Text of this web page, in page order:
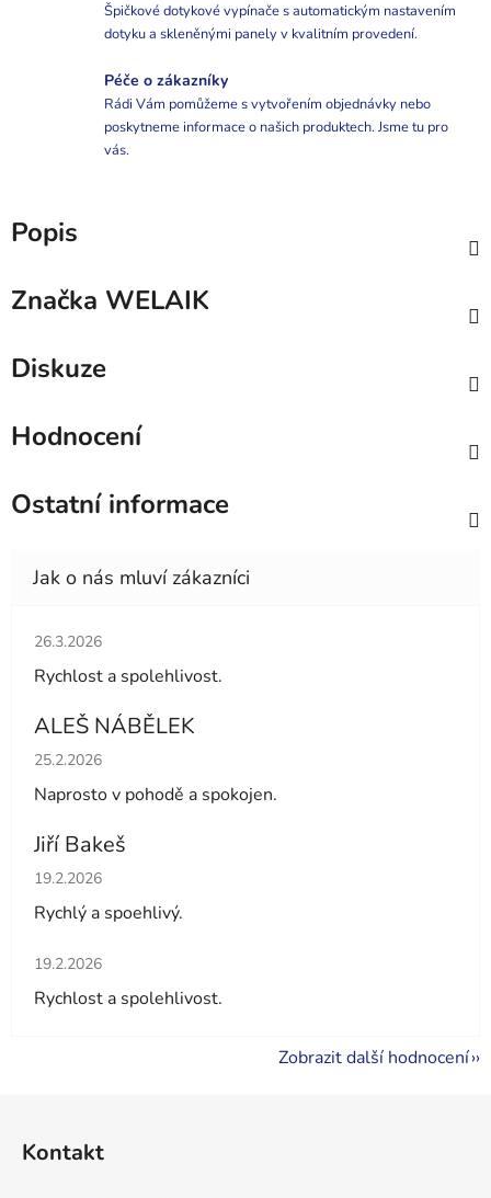
Špičkové dotykové vypínače s automatickým nastavením
dotyku a skleněnými panely v kvalitním provedení.
Péče o zákazníky
Rádi Vám pomůžeme s vytvořením objednávky nebo
poskytneme informace o našich produktech. Jsme tu pro
vás.
Popis
Značka WELAIK
Diskuze
Hodnocení
Ostatní informace
Hodnocení obchodu je 5 z 5 hvězdiček.
26.3.2026
Rychlost a spolehlivost.
ALEŠ NÁBĚLEK
Hodnocení obchodu je 5 z 5 hvězdiček.
25.2.2026
Naprosto v pohodě a spokojen.
Jiří Bakeš
Hodnocení obchodu je 5 z 5 hvězdiček.
19.2.2026
Rychlý a spoehlivý.
Hodnocení obchodu je 5 z 5 hvězdiček.
19.2.2026
Rychlost a spolehlivost.
Zobrazit další hodnocení
Kontakt